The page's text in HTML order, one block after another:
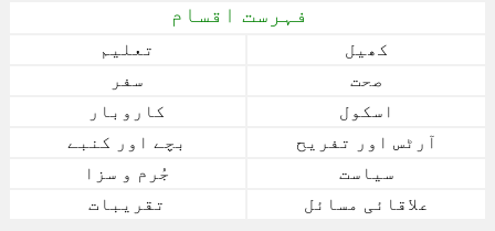
فہرست اقسام
کھیل
تعلیم
صحت
سفر
اسکول
کاروبار
آرٹس اور تفریح
بچے اور کنبے
سیاست
جُرم و سزا
علاقائی مسائل
تقریبات